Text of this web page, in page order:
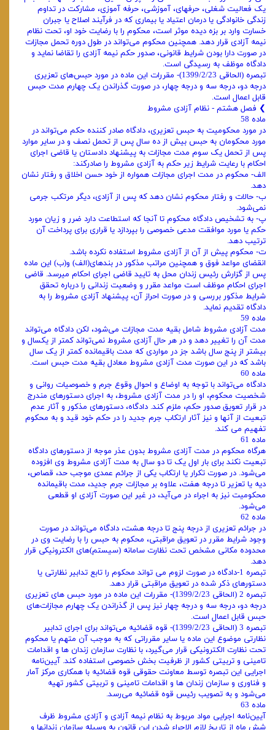
یک فعالیت شغلی، حرفهای، آموزشی، حرفه آموزی، مشارکت در تداوم
زندگی خانوادگی یا درمان اعتیاد یا بیماری که در فرآیند اصلاح یا جبران
خسارت وارد بر بزه دیده موثر است، محکوم را با رضایت خود او، تحت نظام
نیمه آزادی قرار دهد. همچنین محکوم می‌تواند در طول دوره تحمل مجازات
در صورت دارا بودن شرایط قانونی، صدور حکم نیمه آزادی را تقاضا نماید و
دادگاه موظف به رسیدگی است.
تبصره (الحاقی 1399/2/23)- مقررات این ماده در مورد حبس‌های تعزیری
درجه دو، درجه سه و درجه چهار، در صورت گذراندن یک ‌چهارم مدت حبس
قابل اعمال است.
❯ فصل هشتم - نظام آزادی مشروط
ماده 58
در مورد محکومیت به حبس تعزیری، دادگاه صادر کننده حکم می‌تواند در
مورد محکومان به حبس بیش از ده سال پس از تحمل نصف و در سایر موارد
پس از تحمل یک سوم مدت مجازات به پیشنهاد دادستان یا قاضی اجرای
احکام با رعایت شرایط زیر حکم به آزادی مشروط را صادرکند:
الف- محکوم در مدت اجرای مجازات همواره از خود حسن اخلاق و رفتار نشان
دهد.
ب- حالات و رفتار محکوم نشان دهد که پس از آزادی، دیگر مرتکب جرمی
نمی‌شود.
پ- به تشخیص دادگاه محکوم تا آنجا که استطاعت دارد ضرر و زیان مورد
حکم یا مورد موافقت مدعی خصوصی را بپردازد یا قراری برای پرداخت آن
ترتیب دهد.
ت- محکوم پیش از آن از آزادی مشروط استفاده نکرده باشد.
انقضای مواعد فوق و همچنین مراتب مذکور در بندهای(الف) و(ب) این ماده
پس از گزارش رئیس زندان محل به تایید قاضی اجرای احکام میرسد. قاضی
اجرای احکام موظف است مواعد مقرر و وضعیت زندانی را درباره تحقق
شرایط مذکور بررسی و در صورت احراز آن، پیشنهاد آزادی مشروط را به
دادگاه تقدیم نماید.
ماده 59
مدت آزادی مشروط شامل بقیه مدت مجازات می‌شود، لکن دادگاه می‌تواند
مدت آن را تغییر دهد و در هر حال آزادی مشروط نمی‌تواند کمتر از یکسال و
بیشتر از پنج سال باشد جز در مواردی که مدت باقیمانده کمتر از یک سال
باشد که در این صورت مدت آزادی مشروط معادل بقیه مدت حبس است.
ماده 60
دادگاه می‌تواند با توجه به اوضاع و احوال وقوع جرم و خصوصیات روانی و
شخصیت محکوم، او را در مدت آزادی مشروط، به اجرای دستورهای مندرج
در قرار تعویق صدور حکم، ملزم کند. دادگاه، دستورهای مذکور و آثار عدم
تبعیت از آنها و نیز آثار ارتکاب جرم جدید را در حکم خود قید و به محکوم
تفهیم می کند.
ماده 61
هرگاه محکوم در مدت آزادی مشروط بدون عذر موجه از دستورهای دادگاه
تبعیت نکند برای بار اول یک تا دو سال به مدت آزادی مشروط وی افزوده
می‌شود. در صورت تکرار یا ارتکاب یکی از جرائم عمدی موجب حد، قصاص،
دیه یا تعزیر تا درجه هفت، علاوه بر مجازات جرم جدید، مدت باقیمانده
محکومیت نیز به اجراء در می‌آید، در غیر این صورت آزادی او قطعی
می‌شود.
ماده 62
در جرائم تعزیری از درجه پنج تا درجه هشت، دادگاه می‌تواند در صورت
وجود شرایط مقرر در تعویق مراقبتی، محکوم به حبس را با رضایت وی در
محدوده مکانی مشخص تحت نظارت سامانه (سیستم)های الکترونیکی قرار
دهد.
تبصره 1-دادگاه در صورت لزوم می‌ تواند محکوم را تابع تدابیر نظارتی یا
دستورهای ذکر شده در تعویق مراقبتی قرار دهد.
تبصره 2 (الحاقی 1399/2/23)- مقررات این ماده در مورد حبس ‌های تعزیری
درجه دو، درجه سه و درجه چهار نیز پس از گذراندن یک چهارم مجازات‌های
حبس قابل اعمال است.
تبصره 3 (الحاقی 1399/2/23)- قوه قضائیه می‌تواند برای اجرای تدابیر
نظارتی موضوع این ماده یا سایر مقرراتی که به موجب آن متهم یا محکوم
تحت نظارت الکترونیکی قرار می‌گیرد، با نظارت سازمان زندان ها و اقدامات
تامینی و تربیتی کشور از ظرفیت بخش خصوصی استفاده کند. آیین‌نامه
اجرایی این تبصره توسط معاونت حقوقی قوه قضائیه با همکاری مرکز آمار
و فناوری و سازمان زندان ها و اقدامات تامینی و تربیتی کشور تهیه
می‌شود و به تصویب رئیس قوه قضائیه می‌رسد.
ماده 63
آیین‌نامه اجرایی مواد مربوط به نظام نیمه آزادی و آزادی مشروط ظرف
شش ماه از تاریخ لازم الاجراء شدن این قانون به وسیله سازمان زندانها و